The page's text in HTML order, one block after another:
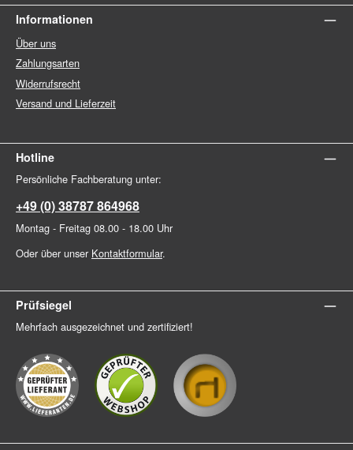
Informationen
Über uns
Zahlungsarten
Widerrufsrecht
Versand und Lieferzeit
Hotline
Persönliche Fachberatung unter:
+49 (0) 38787 864968
Montag - Freitag 08.00 - 18.00 Uhr
Oder über unser Kontaktformular.
Prüfsiegel
Mehrfach ausgezeichnet und zertifiziert!